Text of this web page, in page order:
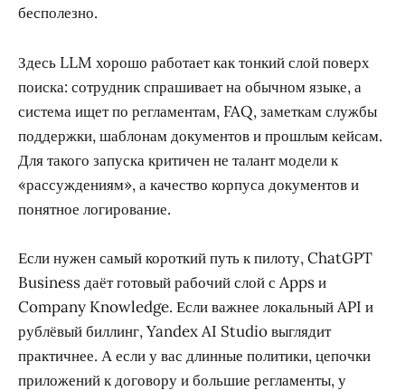
бесполезно.
Здесь LLM хорошо работает как тонкий слой поверх
поиска: сотрудник спрашивает на обычном языке, а
система ищет по регламентам, FAQ, заметкам службы
поддержки, шаблонам документов и прошлым кейсам.
Для такого запуска критичен не талант модели к
«рассуждениям», а качество корпуса документов и
понятное логирование.
Если нужен самый короткий путь к пилоту, ChatGPT
Business даёт готовый рабочий слой с Apps и
Company Knowledge. Если важнее локальный API и
рублёвый биллинг, Yandex AI Studio выглядит
практичнее. А если у вас длинные политики, цепочки
приложений к договору и большие регламенты, у